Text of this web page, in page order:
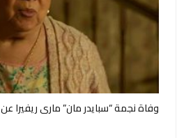
وفاة نجمة “سبايدر مان” ماري ريفيرا عن 82 عامًا